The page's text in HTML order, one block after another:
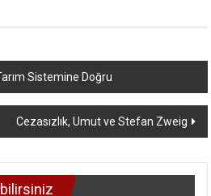
Sistemine Doğru
Cezasızlık, Umut ve Stefan Zweig